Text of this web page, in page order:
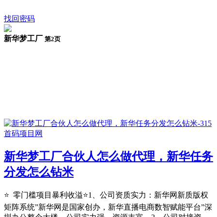
找回密码
新华梦工厂 第2页
新华梦工厂合伙人怎么做代理，新华任务
分发怎么钻米
⭐ 零门槛项目暴利收溢⭐1、公司资质实力：新华⽹新质版权
矩阵系统”新华⽹是国家创办，新华直播电商数智赋能平台”深